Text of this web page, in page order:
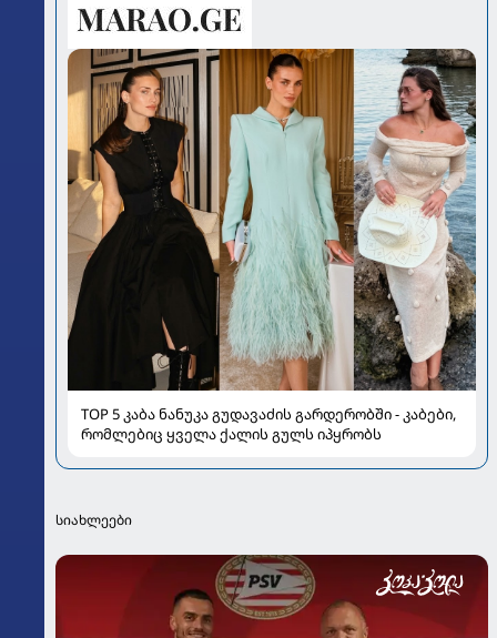
TOP 5 კაბა ნანუკა გუდავაძის გარდერობში - კაბები,
რომლებიც ყველა ქალის გულს იპყრობს
სიახლეები